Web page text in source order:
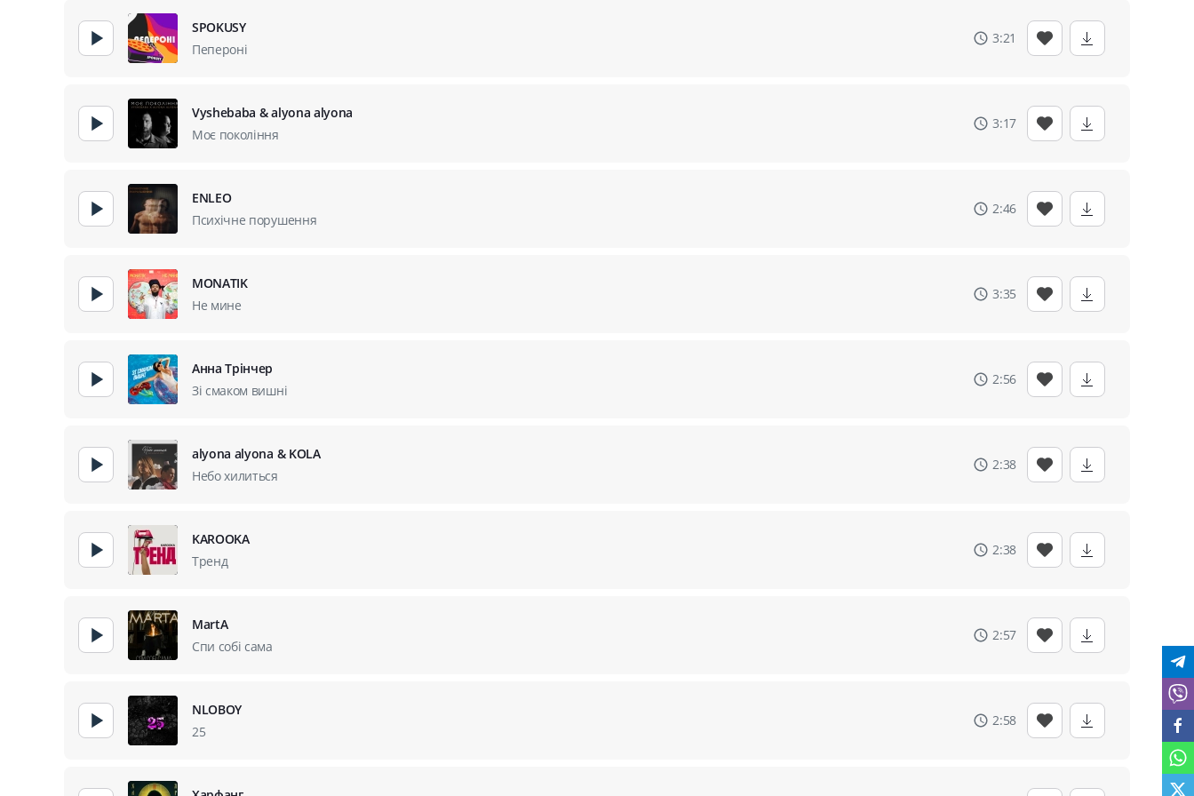
SPOKUSY
Пепероні
3:21
Vyshebaba & alyona alyona
Моє покоління
3:17
ENLEO
Психічне порушення
2:46
MONATIK
Не мине
3:35
Анна Трінчер
Зі смаком вишні
2:56
alyona alyona & KOLA
Небо хилиться
2:38
KAROOKA
Тренд
2:38
MartA
Спи собі сама
2:57
NLOBOY
25
2:58